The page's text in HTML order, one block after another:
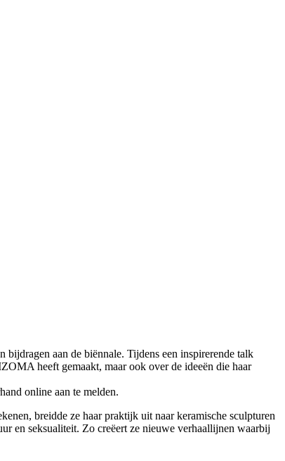
aan de biënnale. Tijdens een inspirerende talk
heeft gemaakt, maar ook over de ideeën die haar
online aan te melden.
breidde ze haar praktijk uit naar keramische sculpturen
en seksualiteit. Zo creëert ze nieuwe verhaallijnen waarbij